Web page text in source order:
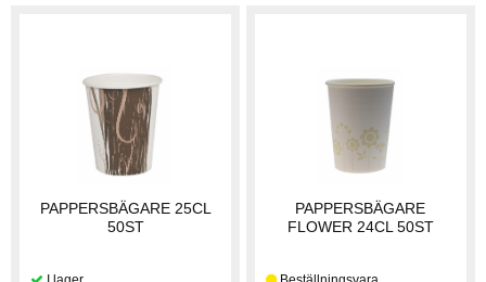
PAPPERSBÄGARE 25CL
50ST
PAPPERSBÄGARE
FLOWER 24CL 50ST